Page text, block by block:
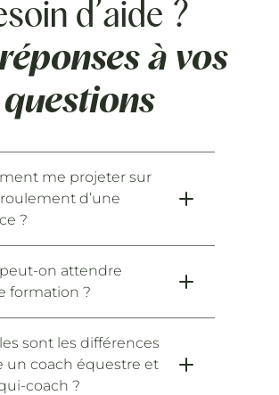
d’aide ?
à vos
questions
me projeter sur
d’une
?
on attendre
formation ?
sont les différences
un coach équestre et
coach ?